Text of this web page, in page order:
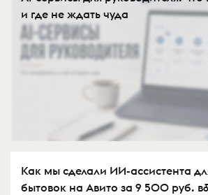
и где не ждать чуда
Как мы сделали ИИ-ассистента
бытовок на Авито за 9 500 руб.